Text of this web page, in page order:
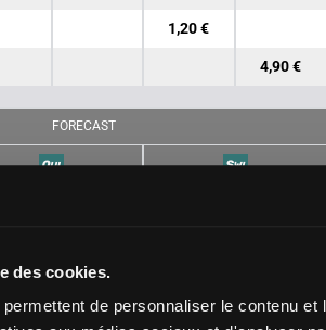
des cookies.
de personnaliser le contenu
1,20 €
4,90 €
FORECAST